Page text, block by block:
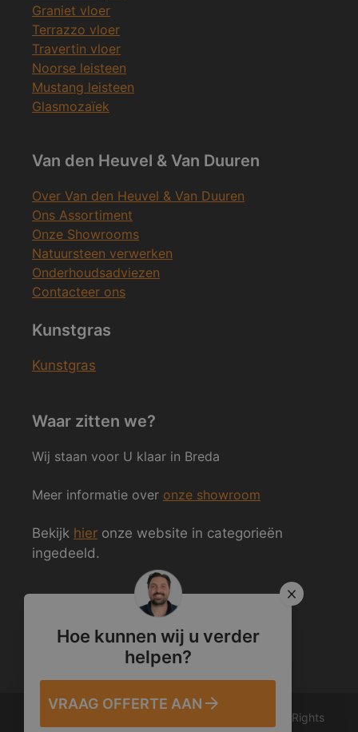
Hoe kunnen wij u verder
helpen?
VRAAG OFFERTE AAN
Graniet vloer
Terrazzo vloer
Travertin vloer
Noorse leisteen
Mustang leisteen
Glasmozaïek
Van den Heuvel & Van Duuren
Over Van den Heuvel & Van Duuren
Ons Assortiment
Onze Showrooms
Natuursteen verwerken
Onderhoudsadviezen
Contacteer ons
Kunstgras
Kunstgras
Waar zitten we?
Wij staan voor U klaar in Breda
Meer informatie over onze showroom
Bekijk hier onze website in categorieën
ingedeeld.
Volg ons ook op Social Media
© 2012 – 2026 Van den Heuvel & Van Duuren. All Rights